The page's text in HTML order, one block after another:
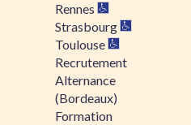
Rennes
Strasbourg
Toulouse
Recrutement
Alternance
(Bordeaux)
Formation